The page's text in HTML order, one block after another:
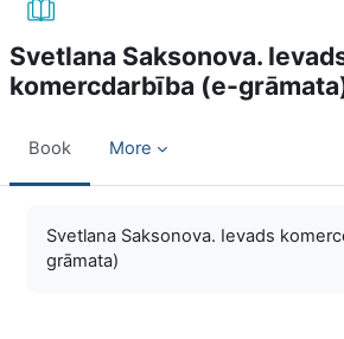
Svetlana Saksonova.
komercdarbība (e-
Book More
Svetlana Saksonova. Ievads
grāmata)